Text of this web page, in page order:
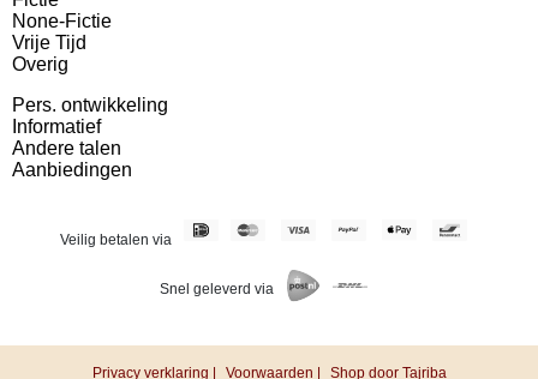
None-Fictie
Vrije Tijd
Overig
Pers. ontwikkeling
Informatief
Andere talen
Aanbiedingen
Veilig betalen via
Snel geleverd via
Privacy verklaring | Voorwaarden | Shop door Tajriba